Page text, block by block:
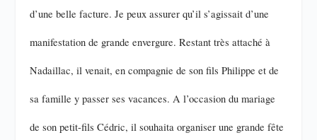
d’une belle facture. Je peux assurer qu’il s’agissait d’une
manifestation de grande envergure. Restant très attaché à
Nadaillac, il venait, en compagnie de son fils Philippe et de
sa famille y passer ses vacances. A l’occasion du mariage
de son petit-fils Cédric, il souhaita organiser une grande fête